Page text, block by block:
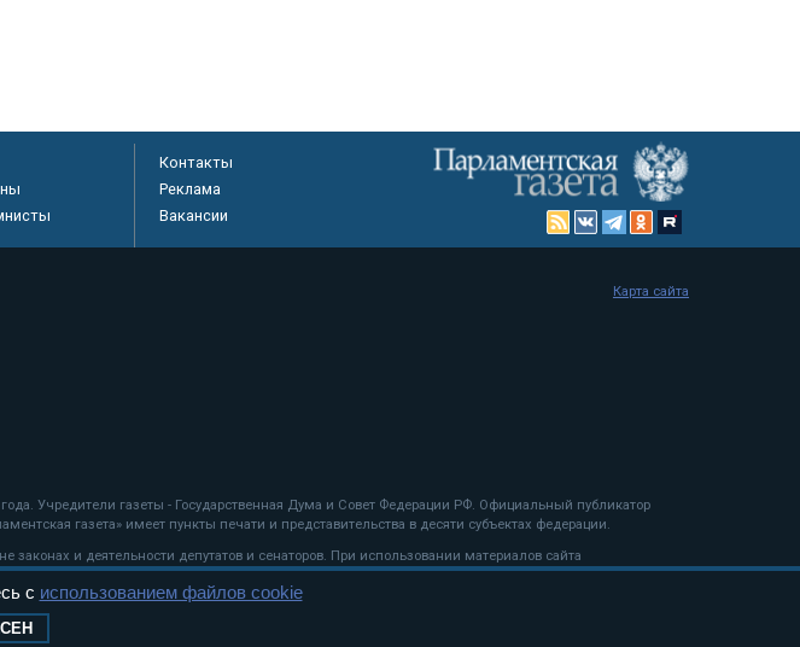
Контакты
Реклама
Вакансии
Учредители газеты - Государственная Дума и Совет Федерации РФ. Официальный публикатор
газета» имеет пункты печати и представительства в десяти субъектах федерации.
и деятельности депутатов и сенаторов. При использовании материалов сайта
Карта сайта
с использованием файлов cookie